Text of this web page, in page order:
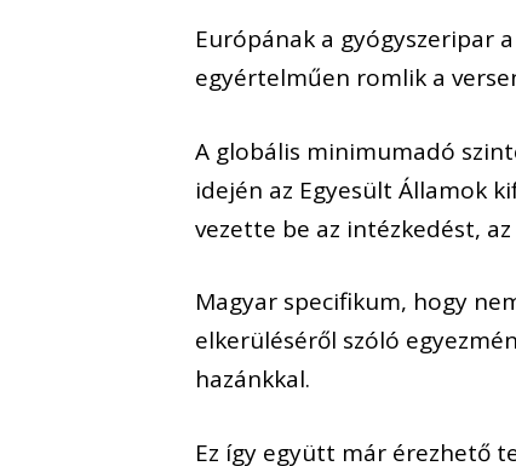
Európának a gyógyszeripar
egyértelműen romlik a
A globális minimumadó
idején az Egyesült Államok
vezette be az intézkedést,
Magyar specifikum, hogy
elkerüléséről szóló
hazánkkal.
Ez így együtt már érezhető